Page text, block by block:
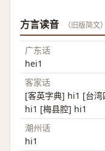
方言读音 （旧版简文）
广东话
hei1
客家话
[客英字典] hi1 [台
hi1 [梅县腔] hi1
潮州话
hi1